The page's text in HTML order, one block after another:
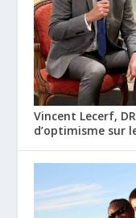
Vincent Lecerf,
d’optimisme sur